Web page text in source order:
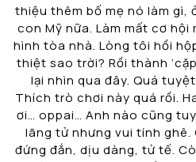
thiệu thêm bố mẹ nó làm gì,
con Mỹ nữa. Làm mất cơ hội
hình tòa nhà. Lòng tôi hồi
thiệt sao trời? Rồi thành
lại nhìn qua đây. Quá
Thích trò chơi này quá rồi.
ơi… oppai… Anh nào cũng
lãng tử nhưng vui tính ghê.
đứng đắn, dịu dàng, tử tế.